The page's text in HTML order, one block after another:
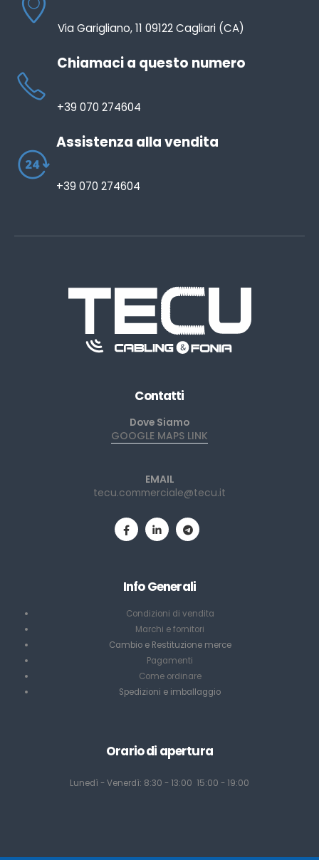
Via Garigliano, 11 09122 Cagliari (CA)
Chiamaci a questo numero
+39 070 274604
Assistenza alla vendita
+39 070 274604
Contatti
Dove Siamo
GOOGLE MAPS LINK
EMAIL
tecu.commerciale@tecu.it
Info Generali
Condizioni di vendita
Marchi e fornitori
Cambio e Restituzione merce
Pagamenti
Come ordinare
Spedizioni e imballaggio
Orario di apertura
Lunedì - Venerdì: 8:30 - 13:00 15:00 - 19:00